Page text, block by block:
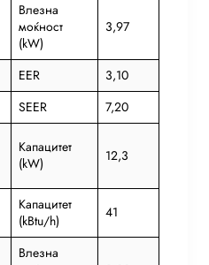
Влезна
моќност
(kW)
3,97
EER
3,10
SEER
7,20
Капацитет
(kW)
12,3
Капацитет
(kBtu/h)
41
Влезна